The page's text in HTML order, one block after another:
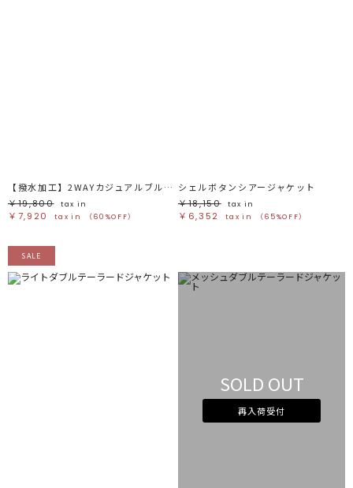
【撥水加工】2WAYカジュアルブルゾン
￥19,800
tax in
￥7,920 tax in （60%OFF）
シェルボタンシアージャケット
￥18,150
tax in
￥6,352 tax in （65%OFF）
SALE
SOLD OUT
再入荷受付